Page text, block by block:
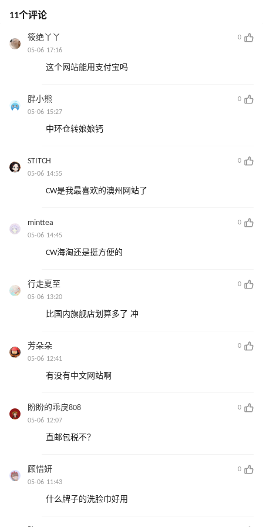
11个评论
筱绝丫丫
0
05-06 17:16
这个网站能用支付宝吗
胖小熊
0
05-06 15:27
中环仓转娘娘钙
STITCH
0
05-06 14:55
CW是我最喜欢的澳州网站了
minttea
0
05-06 14:45
CW海淘还是挺方便的
行走夏至
0
05-06 13:20
比国内旗舰店划算多了 冲
芳朵朵
0
05-06 12:41
有没有中文网站啊
盼盼的乖戾808
0
05-06 12:07
直邮包税不？
顾惜妍
0
05-06 11:43
什么牌子的洗脸巾好用